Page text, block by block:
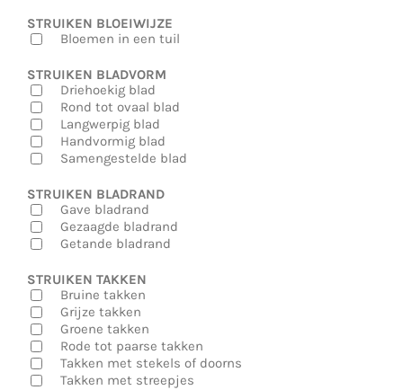
STRUIKEN BLOEIWIJZE
Bloemen in een tuil
STRUIKEN BLADVORM
Driehoekig blad
Rond tot ovaal blad
Langwerpig blad
Handvormig blad
Samengestelde blad
STRUIKEN BLADRAND
Gave bladrand
Gezaagde bladrand
Getande bladrand
STRUIKEN TAKKEN
Bruine takken
Grijze takken
Groene takken
Rode tot paarse takken
Takken met stekels of doorns
Takken met streepjes